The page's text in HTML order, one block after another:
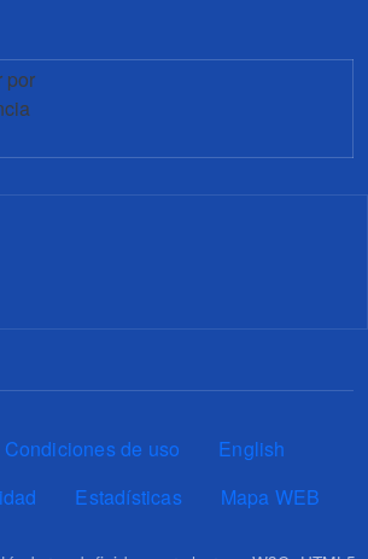
por
Condiciones de uso
English
Estadísticas Mapa WEB